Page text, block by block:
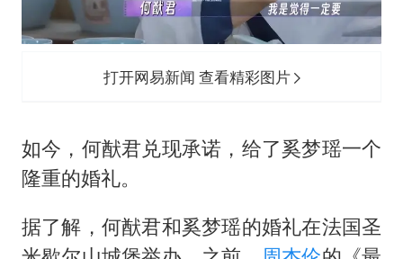
打开网易新闻 查看精彩图片
如今，何猷君兑现承诺，给了奚梦瑶一个
隆重的婚礼。
据了解，何猷君和奚梦瑶的婚礼在法国圣